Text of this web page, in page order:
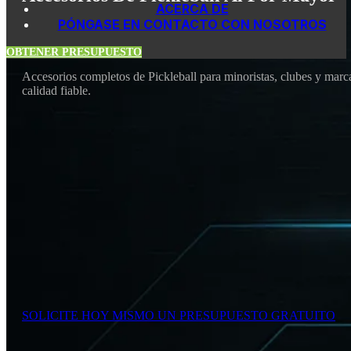
ACERCA DE
PÓNGASE EN CONTACTO CON NOSOTROS
OBTENER PRESUPUESTO
Accesorios completos de Pickleball para minoristas, clubes y
calidad fiable.
SOLICITE HOY MISMO UN PRESUPUESTO GRATUITO